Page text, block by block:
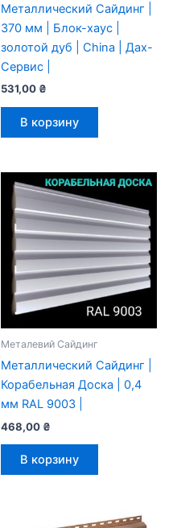
Металлический Сайдинг |
370 мм | Блок-хаус |
золотой дуб | China | Дах-
Сервис |
531,00 ₴
В корзину
Металевий Сайдинг
Металлический Сайдинг |
Корабельная Доска | 0,4
мм RAL 9003 |
468,00 ₴
В корзину